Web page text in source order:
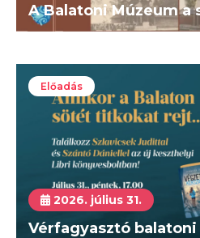
A Balatoni Múzeum a
Előadás
2026. július 31.
Vérfagyasztó